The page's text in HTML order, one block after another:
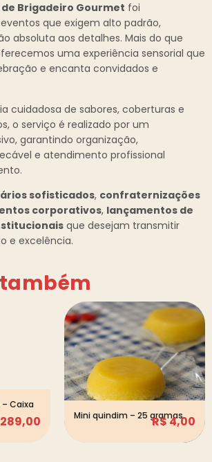
Brigadeiro Gourmet foi
que exigem alto padrão,
absoluta aos detalhes. Mais do que
uma experiência sensorial que
e encanta convidados e
cuidadosa de sabores, coberturas e
o serviço é realizado por um
garantindo organização,
e atendimento profissional
sofisticados, confraternizações
corporativos, lançamentos de
que desejam transmitir
e excelência.
Caixa
289,00 Mini quindim – 25 gramas
R$4,00